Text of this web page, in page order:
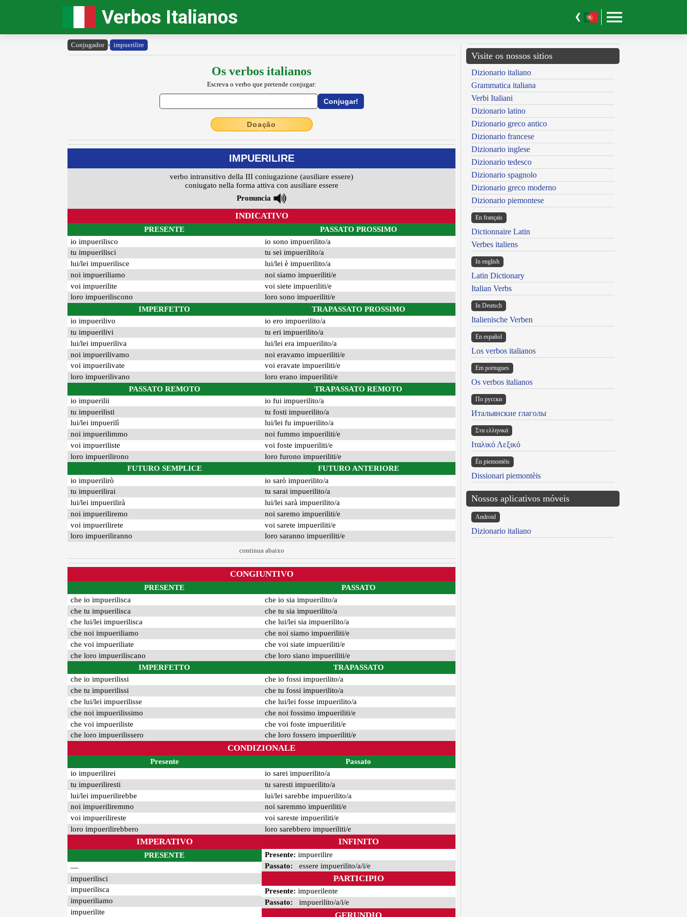
Verbos Italianos
Conjugador › impuerilire
Os verbos italianos
Escreva o verbo que pretende conjugar:
Doação
IMPUERILIRE
verbo intransitivo della III coniugazione (ausiliare essere)
coniugato nella forma attiva con ausiliare essere
Pronuncia
INDICATIVO
PRESENTE
io impuerilisco
tu impuerilisci
lui/lei impuerilisce
noi impueriliamo
voi impuerilite
loro impueriliscono
IMPERFETTO
io impuerilivo
tu impuerilivi
lui/lei impueriliva
noi impuerilivamo
voi impuerilivate
loro impuerilivano
PASSATO REMOTO
io impuerilii
tu impuerilisti
lui/lei impuerilì
noi impuerilimmo
voi impueriliste
loro impuerilirono
FUTURO SEMPLICE
io impuerilirò
tu impuerilirai
lui/lei impuerilirà
noi impueriliremo
voi impuerilirete
loro impueriliranno
PASSATO PROSSIMO
io sono impuerilito/a
tu sei impuerilito/a
lui/lei è impuerilito/a
noi siamo impueriliti/e
voi siete impueriliti/e
loro sono impueriliti/e
TRAPASSATO PROSSIMO
io ero impuerilito/a
tu eri impuerilito/a
lui/lei era impuerilito/a
noi eravamo impueriliti/e
voi eravate impueriliti/e
loro erano impueriliti/e
TRAPASSATO REMOTO
io fui impuerilito/a
tu fosti impuerilito/a
lui/lei fu impuerilito/a
noi fummo impueriliti/e
voi foste impueriliti/e
loro furono impueriliti/e
FUTURO ANTERIORE
io sarò impuerilito/a
tu sarai impuerilito/a
lui/lei sarà impuerilito/a
noi saremo impueriliti/e
voi sarete impueriliti/e
loro saranno impueriliti/e
continua abaixo
CONGIUNTIVO
PRESENTE
che io impuerilisca
che tu impuerilisca
che lui/lei impuerilisca
che noi impueriliamo
che voi impueriliate
che loro impueriliscano
IMPERFETTO
che io impuerilissi
che tu impuerilissi
che lui/lei impuerilisse
che noi impuerilissimo
che voi impueriliste
che loro impuerilissero
PASSATO
che io sia impuerilito/a
che tu sia impuerilito/a
che lui/lei sia impuerilito/a
che noi siamo impueriliti/e
che voi siate impueriliti/e
che loro siano impueriliti/e
TRAPASSATO
che io fossi impuerilito/a
che tu fossi impuerilito/a
che lui/lei fosse impuerilito/a
che noi fossimo impueriliti/e
che voi foste impueriliti/e
che loro fossero impueriliti/e
CONDIZIONALE
Presente
io impuerilirei
tu impueriliresti
lui/lei impuerilirebbe
noi impueriliremmo
voi impuerilireste
loro impuerilirebbero
Passato
io sarei impuerilito/a
tu saresti impuerilito/a
lui/lei sarebbe impuerilito/a
noi saremmo impueriliti/e
voi sareste impueriliti/e
loro sarebbero impueriliti/e
IMPERATIVO
PRESENTE
—
impuerilisci
impuerilisca
impueriliamo
impuerilite
INFINITO
Presente: impuerilire
Passato: essere impuerilito/a/i/e
PARTICIPIO
Presente: impuerilente
Passato: impuerilito/a/i/e
GERUNDIO
Visite os nossos sitios
Dizionario italiano
Grammatica italiana
Verbi Italiani
Dizionario latino
Dizionario greco antico
Dizionario francese
Dizionario inglese
Dizionario tedesco
Dizionario spagnolo
Dizionario greco moderno
Dizionario piemontese
En français
Dictionnaire Latin
Verbes italiens
In english
Latin Dictionary
Italian Verbs
In Deutsch
Italienische Verben
En español
Los verbos italianos
Em portugues
Os verbos italianos
По русски
Итальянские глаголы
Στα ελληνικά
Ιταλικό Λεξικό
Ën piemontèis
Dissionari piemontèis
Nossos aplicativos móveis
Android
Dizionario italiano